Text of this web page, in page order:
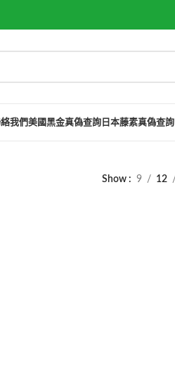
我們美國黑金真偽查詢 日本藤素真偽查詢
Show 9 12